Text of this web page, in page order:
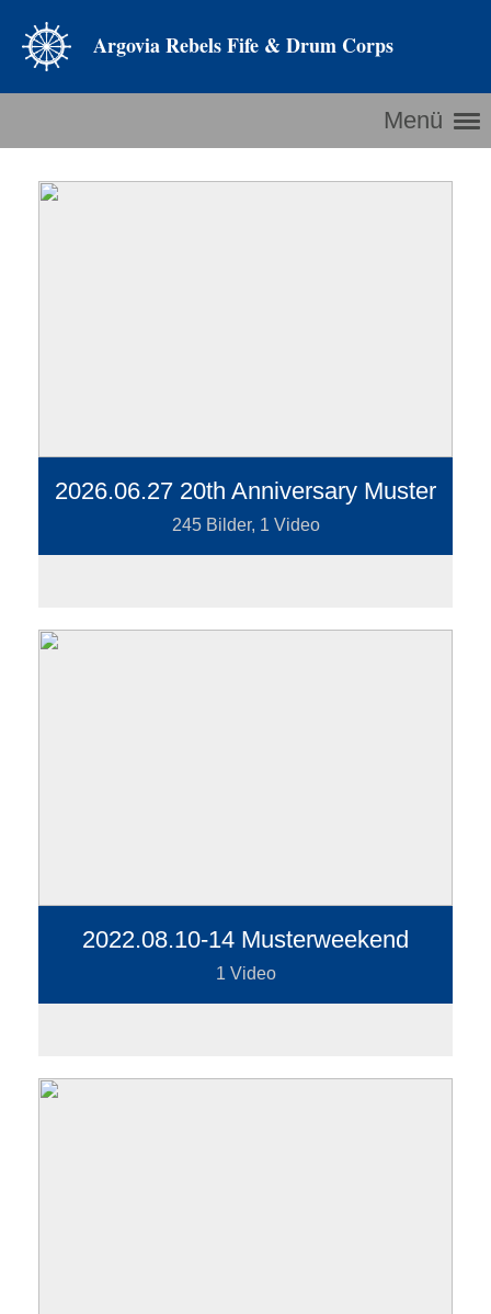
Argovia Rebels Fife & Drum Corps
Menü
2026.06.27 20th Anniversary Muster
245 Bilder, 1 Video
2022.08.10-14 Musterweekend
1 Video